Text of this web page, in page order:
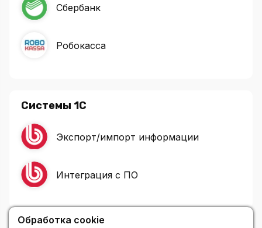
Сбербанк
Робокасса
Системы 1С
Экспорт/импорт информации
Интеграция с ПО
Обработка cookie